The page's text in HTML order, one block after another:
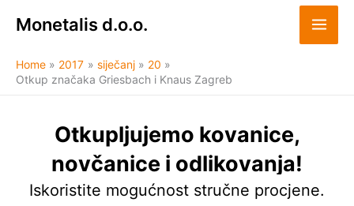
Monetalis d.o.o.
Home 2017 siječanj
20
Otkup značaka Griesbach i Knaus Zagreb
Otkupljujemo kovanice,
novčanice i odlikovanja!
Iskoristite mogućnost stručne procjene.